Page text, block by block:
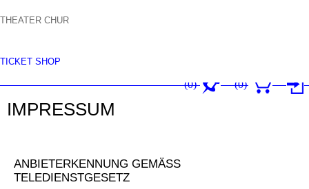
TH EATE R CH UR
TICKET SHOP
FENSTER SCHLIESSEN
(0)
(0)
IMPRESSUM
ANBIETERKENNUNG GEMÄSS T
ELEDIENSTGESETZ